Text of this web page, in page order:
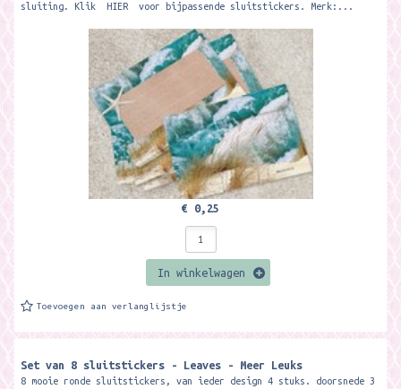
sluiting. Klik HIER voor bijpassende sluitstickers. Merk:...
€ 0,25
In winkelwagen
Toevoegen aan verlanglijstje
Set van 8 sluitstickers - Leaves - Meer Leuks
8 mooie ronde sluitstickers, van ieder design 4 stuks. doorsnede 3